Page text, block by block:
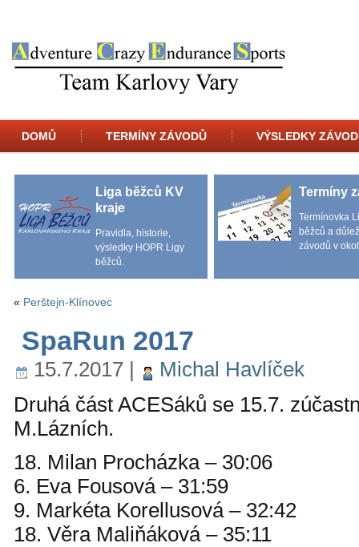
DOMŮ TERMÍNY ZÁVODŮ VÝSLEDKY
Liga běžců KV
kraje
Pravidla, historie,
výsledky HOPR Ligy
běžců.
Termíny
Termínovka
běžců a
závodů v
« Perštejn-Klínovec
SpaRun 2017
15.7.2017 |
Michal Havlíček
Druhá část ACESáků se 15.7.
M.Lázních.
18. Milan Procházka – 30:06
6. Eva Fousová – 31:59
9. Markéta Korellusová – 32:42
18. Věra Maliňáková – 35:11